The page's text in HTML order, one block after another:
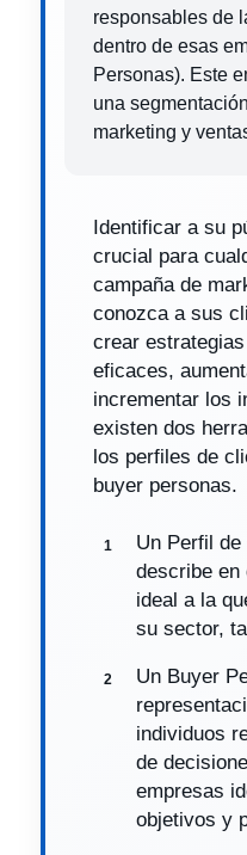
responsables de
dentro de esas
Personas). Este
una
marketing y
Identificar a su
crucial para
campaña de
conozca a sus
crear
eficaces,
incrementar los
existen dos
los perfiles de
buyer personas.
Un Perfil
describe en
ideal a la
su sector,
Un Buyer
individuos
de
empresas
objetivos y